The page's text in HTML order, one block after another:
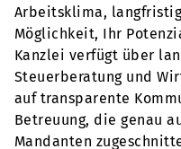
Arbeitsklima,
Möglichkeit, Ihr
Kanzlei verfügt über
Steuerberatung und
auf transparente
Betreuung, die genau
Mandanten